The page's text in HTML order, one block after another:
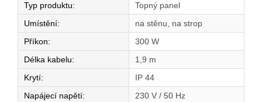
Typ produktu:
Topný panel
Umístění:
na stěnu, na strop
Příkon:
300 W
Délka kabelu:
1,9 m
Krytí:
IP 44
Napájecí napětí:
230 V / 50 Hz